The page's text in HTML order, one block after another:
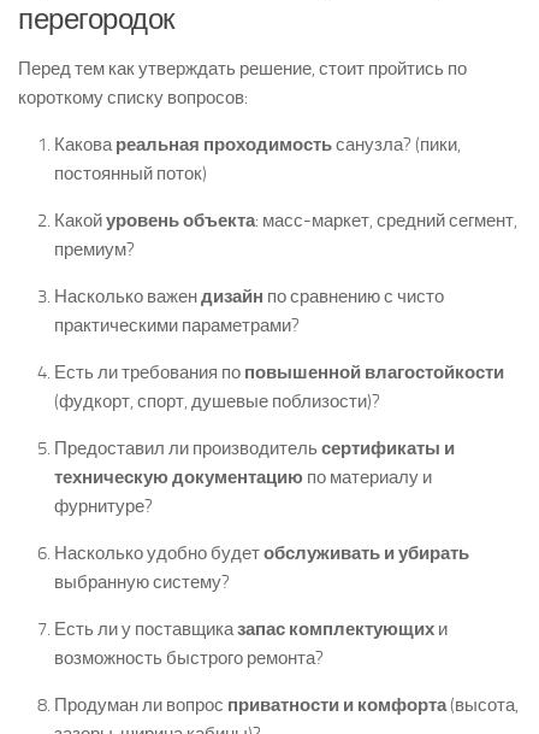
перегородок
Перед тем как утверждать решение, стоит пройтись по
короткому списку вопросов:
Каковареальная проходимостьсанузла? (пики,
постоянный поток)
Какойуровень объекта: масс-маркет, средний сегмент,
премиум?
Насколько важендизайн по сравнению с чисто
практическими параметрами?
Есть ли требования по повышенной влагостойкости
(фудкорт, спорт, душевые поблизости)?
Предоставил ли производительсертификаты и
техническую документацию по материалу и
фурнитуре?
Насколько удобно будетобслуживать и убирать
выбранную систему?
Есть ли у поставщиказапас комплектующих и
возможность быстрого ремонта?
Продуман ли вопрос приватности и комфорта(высота,